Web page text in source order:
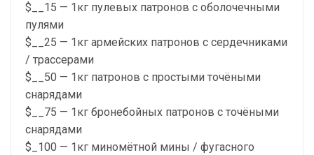
$__15 — 1кг пулевых патронов с оболочечными
пулями
$__25 — 1кг армейских патронов с сердечниками
/ трассерами
$__50 — 1кг патронов с простыми точёными
снарядами
$__75 — 1кг бронебойных патронов с точёными
снарядами
$_100 — 1кг миномётной мины / фугасного